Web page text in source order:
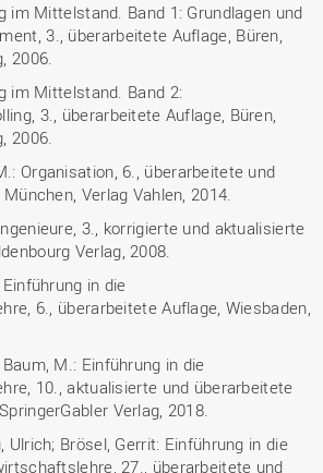
im Mittelstand. Band 1: Grundlagen und
3., überarbeitete Auflage, Büren,
2006.
im Mittelstand. Band 2:
3., überarbeitete Auflage, Büren,
2006.
Organisation, 6., überarbeitete und
Verlag Vahlen, 2014.
3., korrigierte und aktualisierte
Verlag, 2008.
in die
6., überarbeitete Auflage, Wiesbaden,
M.: Einführung in die
10., aktualisierte und überarbeitete
Verlag, 2018.
Ulrich; Brösel, Gerrit: Einführung in die
27., überarbeitete und